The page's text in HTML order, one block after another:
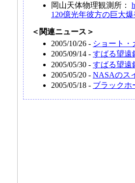
岡山天体物理観測所：
120億光年彼方の巨大
＜関連ニュース＞
2005/10/26 - ショート・
2005/09/14 - すばる望遠
2005/05/30 - すばる望遠
2005/05/20 - NASAのス
2005/05/18 - ブラックホ